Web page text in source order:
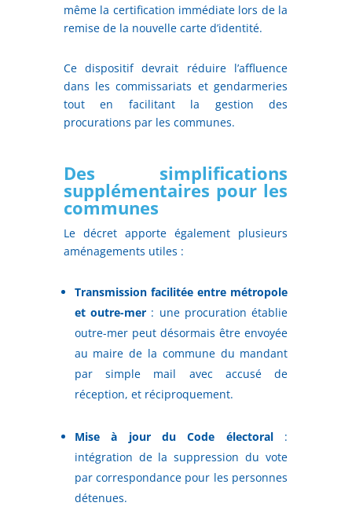
même la certification immédiate lors de la
remise de la nouvelle carte d’identité.
Ce dispositif devrait réduire l’affluence
dans les commissariats et gendarmeries
tout en facilitant la gestion des
procurations par les communes.
Des simplifications
supplémentaires pour les
communes
Le décret apporte également plusieurs
aménagements utiles :
Transmission facilitée entre métropole
et outre-mer: une procuration établie
outre-mer peut désormais être envoyée
au maire de la commune du mandant
par simple mail avec accusé de
réception, et réciproquement.
Mise à jour du Code électoral:
intégration de la suppression du vote
par correspondance pour les personnes
détenues.